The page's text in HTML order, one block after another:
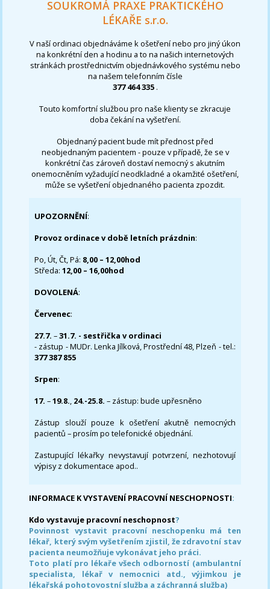
SOUKROMÁ PRAXE PRAKTICKÉHO
LÉKAŘE s.r.o.
V naší ordinaci objednáváme k ošetření nebo pro jiný úkon
na konkrétní den a hodinu a to na našich internetových
stránkách prostřednictvím objednávkového systému nebo
na našem telefonním čísle
377 464 335 .
Touto komfortní službou pro naše klienty se zkracuje
doba čekání na vyšetření.
Objednaný pacient bude mít přednost před
neobjednaným pacientem - pouze v případě, že se v
konkrétní čas zároveň dostaví nemocný s akutním
onemocněním vyžadující neodkladné a okamžité ošetření,
může se vyšetření objednaného pacienta zpozdit.
UPOZORNĚNÍ:
Provoz ordinace v době letních prázdnin:
Po, Út, Čt, Pá: 8,00 – 12,00hod
Středa:12,00 – 16,00hod
DOVOLENÁ:
Červenec:
27.7.–31.7. - sestřička v ordinaci
- zástup - MUDr. Lenka Jílková, Prostřední 48, Plzeň - tel.:
377 387 855
Srpen:
17. –19.8., 24.-25.8. – zástup: bude upřesněno
Zástup slouží pouze k ošetření akutně nemocných
pacientů – prosím po telefonické objednání.
Zastupující lékařky nevystavují potvrzení, nezhotovují
výpisy z dokumentace apod..
INFORMACE K VYSTAVENÍ PRACOVNÍ NESCHOPNOSTI:
Kdo vystavuje pracovní neschopnost?
Povinnost vystavit pracovní neschopenku má ten
lékař, který svým vyšetřením zjistil, že zdravotní stav
pacienta neumožňuje vykonávat jeho práci.
Toto platí pro lékaře všech odborností (ambulantní
specialista, lékař v nemocnici atd., výjimkou je
lékařská pohotovostní služba a záchranná služba)